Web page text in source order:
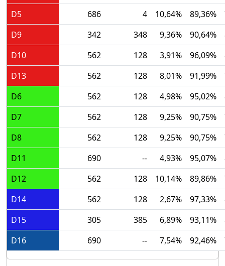
D5
686 4 10,64% 89,36%
D9
342 348 9,36% 90,64%
D10
562 128 3,91% 96,09%
D13
562 128 8,01% 91,99%
D6
562 128 4,98% 95,02%
D7
562 128 9,25% 90,75%
D8
562 128 9,25% 90,75%
D11
690 -- 4,93% 95,07%
D12
562 128 10,14% 89,86%
D14
562 128 2,67% 97,33%
D15
305 385 6,89% 93,11%
D16
690 -- 7,54% 92,46%